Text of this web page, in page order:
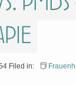
Filed in: